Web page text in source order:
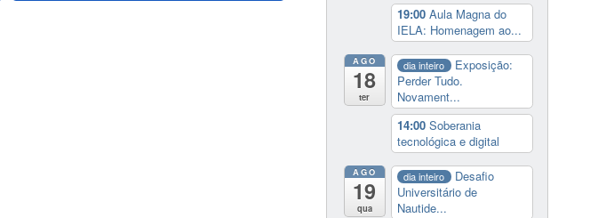
19:00 Aula Magna do
IELA: Homenagem ao...
AGO
18
ter
dia inteiro
Exposição:
Perder Tudo.
Novament...
14:00 Soberania
tecnológica e digital
AGO
19
qua
dia inteiro
Desafio
Universitário de
Nautide...